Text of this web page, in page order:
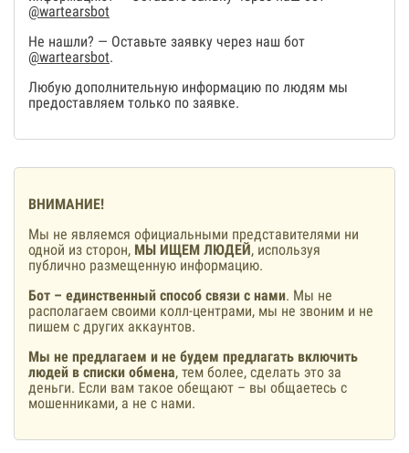
@wartearsbot
Не нашли? — Оставьте заявку через наш бот
@wartearsbot.
Любую дополнительную информацию по людям мы
предоставляем только по заявке.
ВНИМАНИЕ!
Мы не являемся официальными представителями ни
одной из сторон, МЫ ИЩЕМ ЛЮДЕЙ, используя
публично размещенную информацию.
Бот – единственный способ связи с нами. Мы не
располагаем своими колл-центрами, мы не звоним и не
пишем с других аккаунтов.
Мы не предлагаем и не будем предлагать включить
людей в списки обмена, тем более, сделать это за
деньги. Если вам такое обещают – вы общаетесь с
мошенниками, а не с нами.